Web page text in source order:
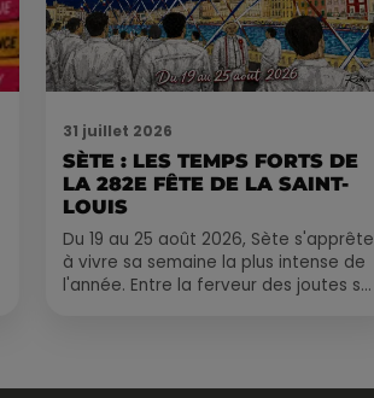
31 juillet 2026
SÈTE : LES TEMPS FORTS DE
LA 282E FÊTE DE LA SAINT-
LOUIS
Du 19 au 25 août 2026, Sète s'apprête
à vivre sa semaine la plus intense de
l'année. Entre la ferveur des joutes sur